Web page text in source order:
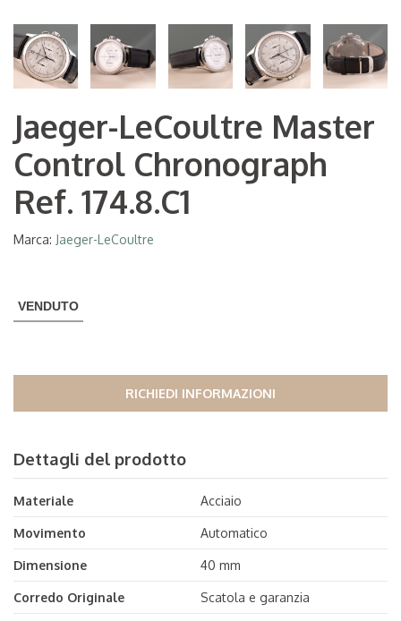
Jaeger-LeCoultre Master
Control Chronograph
Ref. 174.8.C1
Marca: Jaeger-LeCoultre
VENDUTO
RICHIEDI INFORMAZIONI
Dettagli del prodotto
Materiale Acciaio
Movimento Automatico
Dimensione 40 mm
Corredo Originale Scatola e garanzia